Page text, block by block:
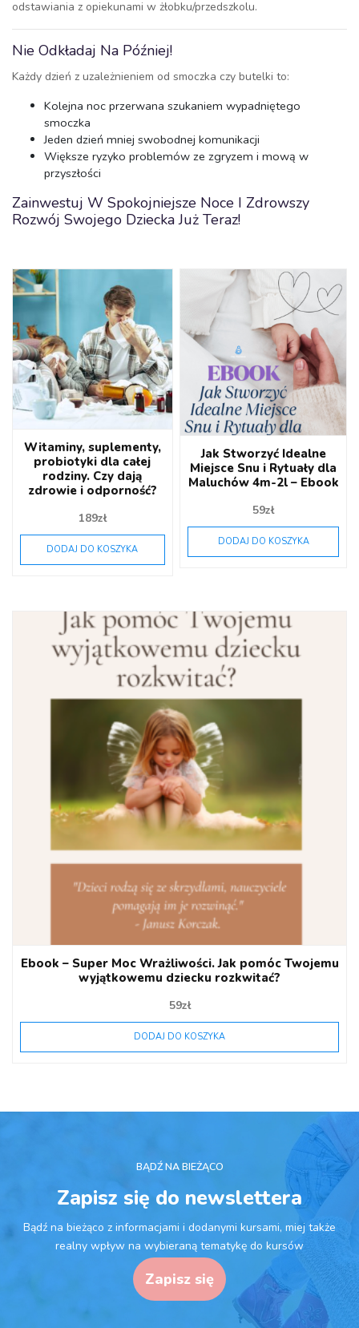
odstawiania z opiekunami w żłobku/przedszkolu.
Nie Odkładaj Na Później!
Każdy dzień z uzależnieniem od smoczka czy butelki to:
Kolejna noc przerwana szukaniem wypadniętego
smoczka
Jeden dzień mniej swobodnej komunikacji
Większe ryzyko problemów ze zgryzem i mową w
przyszłości
Zainwestuj W Spokojniejsze Noce I Zdrowszy
Rozwój Swojego Dziecka Już Teraz!
Witaminy, suplementy,
probiotyki dla całej
rodziny. Czy dają
zdrowie i odporność?
189zł
DODAJ DO KOSZYKA
Jak Stworzyć Idealne
Miejsce Snu i Rytuały dla
Maluchów 4m-2l – Ebook
59zł
DODAJ DO KOSZYKA
Ebook – Super Moc Wrażliwości. Jak pomóc Twojemu
wyjątkowemu dziecku rozkwitać?
59zł
DODAJ DO KOSZYKA
BĄDŹ NA BIEŻĄCO
Zapisz się do newslettera
Bądź na bieżąco z informacjami i dodanymi kursami, miej także
realny wpływ na wybieraną tematykę do kursów
Zapisz się